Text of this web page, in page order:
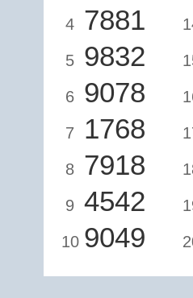
4 7881
5 9832
6 9078
7 1768
8 7918
9 4542
10 9049